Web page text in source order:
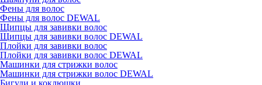
Фены для волос
Фены для волос DEWAL
Щипцы для завивки волос
Щипцы для завивки волос DEWAL
Плойки для завивки волос
Плойки для завивки волос DEWAL
Машинки для стрижки волос
Машинки для стрижки волос DEWAL
Бигуди и коклюшки